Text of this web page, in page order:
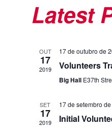
Latest
OUT
17
2019
17 de outubro de
Volunteers
Big Hall E37th
SET
17
2019
17 de setembro
Initial